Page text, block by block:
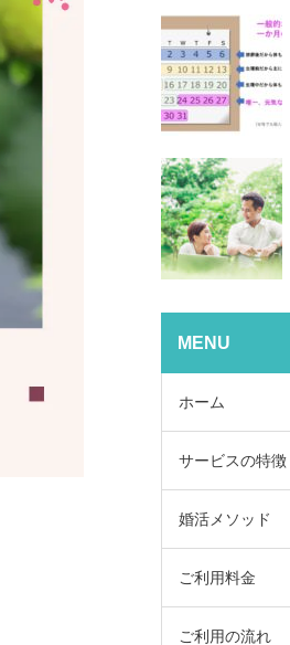
MENU
ホーム
サービスの特徴
婚活メソッド
ご利用料金
ご利用の流れ